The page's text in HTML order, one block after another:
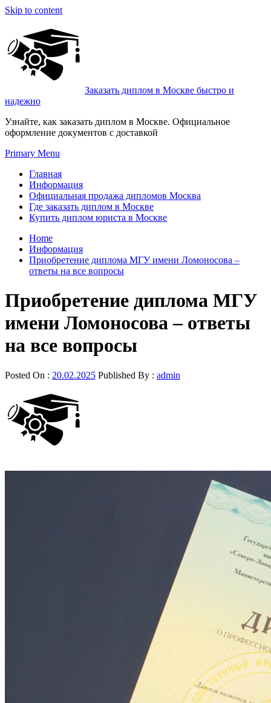
Skip to content
Заказать диплом в Москве быстро и
надежно
Узнайте, как заказать диплом в Москве. Официальное
оформление документов с доставкой
Primary Menu
Главная
Информация
Официальная продажа дипломов Москва
Где заказать диплом в Москве
Купить диплом юриста в Москве
Home
Информация
Приобретение диплома МГУ имени Ломоносова –
ответы на все вопросы
Приобретение диплома МГУ
имени Ломоносова – ответы
на все вопросы
Posted On : 20.02.2025 Published By : admin